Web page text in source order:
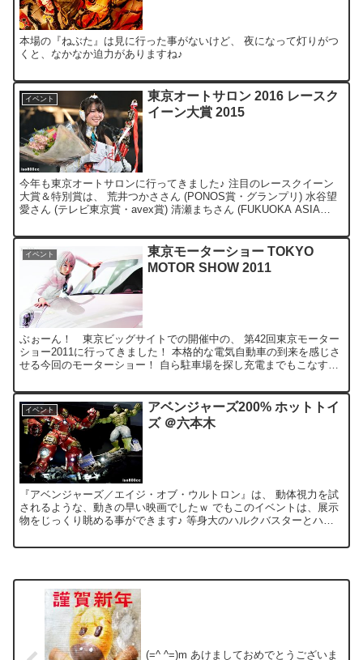
本場の『ねぶた』は見に行った事がないけど、 夜になって灯りがつ
くと、なかなか迫力がありますね♪
イベント
東京オートサロン 2016 レースク
イーン大賞 2015
今年も東京オートサロンに行ってきました♪ 注目のレースクイーン
大賞＆特別賞は、 荒井つかささん (PONOS賞・グランプリ) 水谷望
愛さん (テレビ東京賞・avex賞) 清瀬まちさん (FUKUOKA ASIA
イベント
東京モーターショー TOKYO
MOTOR SHOW 2011
ぶぉーん！ 東京ビッグサイトでの開催中の、 第42回東京モーター
ショー2011に行ってきました！ 本格的な電気自動車の到来を感じさ
せる今回のモーターショー！ 自ら駐車場を探し充電までもこなす日
イベント
アベンジャーズ200% ホットトイ
ズ ＠六本木
『アベンジャーズ／エイジ・オブ・ウルトロン』は、 動体視力を試
されるような、動きの早い映画でしたｗ でもこのイベントは、展示
物をじっくり眺める事ができます♪ 等身大のハルクバスターとハル
(=^ ^=)m あけましておめでとうございま